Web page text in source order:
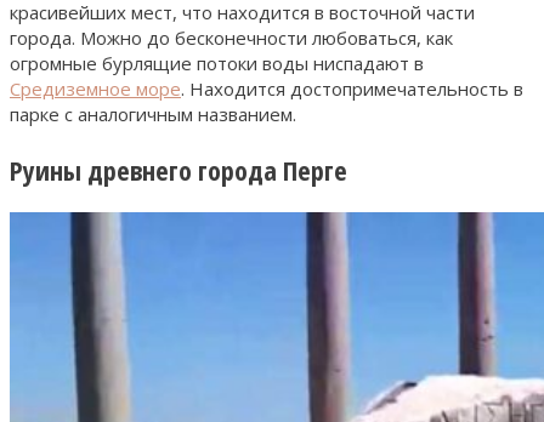
красивейших мест, что находится в восточной части
города. Можно до бесконечности любоваться, как
огромные бурлящие потоки воды ниспадают в
Средиземное море. Находится достопримечательность в
парке с аналогичным названием.
Руины древнего города Перге